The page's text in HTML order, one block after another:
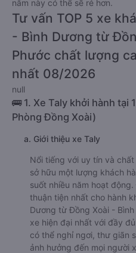
nằm này có thể sẽ rẻ hơn.
Tư vấn TOP 5 xe
- Bình Dương từ
Phước chất lượng
nhất 08/2026
null
🚌 1. Xe Taly khởi hành tại
Phòng Đồng Xoài)
a. Giới thiệu xe Taly
Nổi tiếng với uy tín và
sở hữu một lượng khách
suốt nhiều năm hoạt
thuận tiện nhất cho hành
Dương từ Đồng Xoài -
xe hiện đại nhất với đầy
có thể nghỉ ngơi, thư giãn
ảnh hưởng đến mọi người